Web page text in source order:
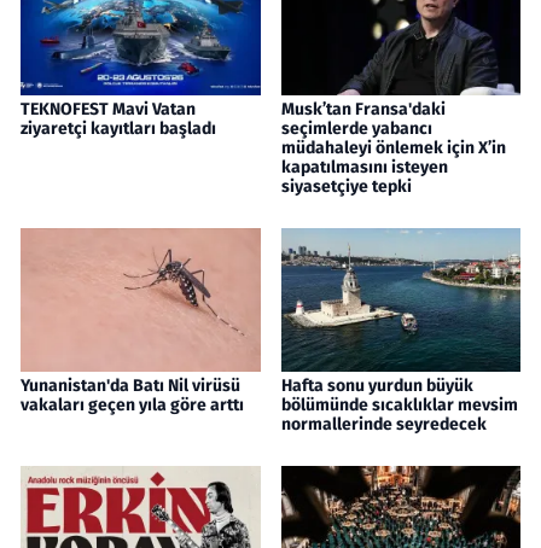
TEKNOFEST Mavi Vatan
ziyaretçi kayıtları başladı
Musk’tan Fransa'daki
seçimlerde yabancı
müdahaleyi önlemek için X’in
kapatılmasını isteyen
siyasetçiye tepki
Yunanistan'da Batı Nil virüsü
vakaları geçen yıla göre arttı
Hafta sonu yurdun büyük
bölümünde sıcaklıklar mevsim
normallerinde seyredecek